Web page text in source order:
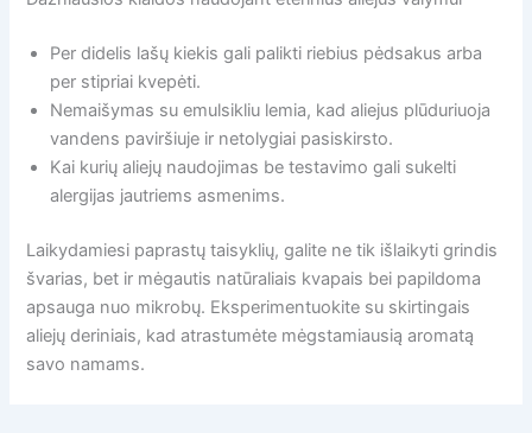
Per didelis lašų kiekis gali palikti riebius pėdsakus arba
per stipriai kvepėti.
Nemaišymas su emulsikliu lemia, kad aliejus plūduriuoja
vandens paviršiuje ir netolygiai pasiskirsto.
Kai kurių aliejų naudojimas be testavimo gali sukelti
alergijas jautriems asmenims.
Laikydamiesi paprastų taisyklių, galite ne tik išlaikyti grindis
švarias, bet ir mėgautis natūraliais kvapais bei papildoma
apsauga nuo mikrobų. Eksperimentuokite su skirtingais
aliejų deriniais, kad atrastumėte mėgstamiausią aromatą
savo namams.